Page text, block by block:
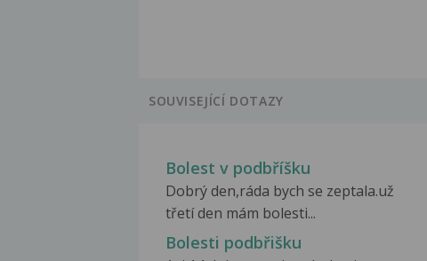
SOUVISEJÍCÍ DOTAZY
Bolest v podbříšku
Dobrý den,ráda bych se zeptala.už
třetí den mám bolesti...
Bolesti podbřišku